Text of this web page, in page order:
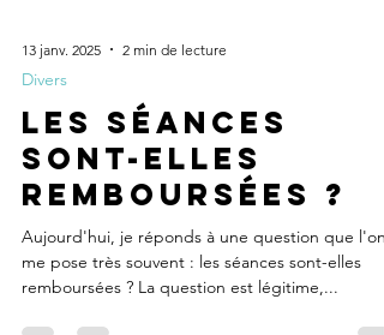
Divers
Les séances
sont-elles
remboursées ?
Aujourd'hui, je réponds à une question que l'on